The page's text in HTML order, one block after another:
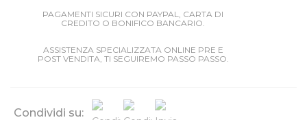
PAGAMENTI SICURI CON PAYPAL, CARTA DI
CREDITO O BONIFICO BANCARIO.
ASSISTENZA SPECIALIZZATA ONLINE PRE E
POST VENDITA, TI SEGUIREMO PASSO PASSO.
Condividi su: